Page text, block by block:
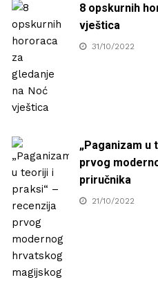
8 opskurnih
vještica
31/10/2022
„Paganizam
prvog
priručnika
21/10/2022